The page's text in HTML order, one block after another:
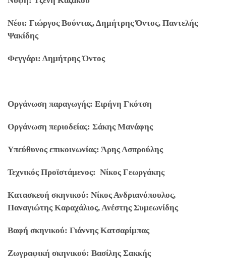
Νέοι: Γιώργος Βούντας, Δημήτρης Όντος, Παντελής
Ψακίδης
Φεγγάρι: Δημήτρης Όντος
Οργάνωση παραγωγής: Ειρήνη Γκότση
Οργάνωση περιοδείας: Σάκης Μανάφης
Υπεύθυνος επικοινωνίας: Άρης Ασπρούλης
Τεχνικός Προϊστάμενος: Νίκος Γεωργάκης
Κατασκευή σκηνικού: Νίκος Ανδριανόπουλος,
Παναγιώτης Καραχάλιος, Ανέστης Συμεωνίδης
Βαφή σκηνικού: Γιάννης Κατσαρίμπας
Ζωγραφική σκηνικού: Βασίλης Σακκής